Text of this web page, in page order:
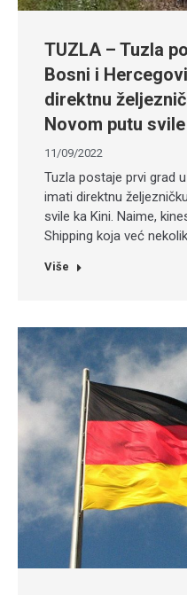
TUZLA – Tuzla
Bosni i
direktnu
Novom putu
11/09/2022
Tuzla postaje prvi grad
imati direktnu
svile ka Kini. Naime,
Shipping koja već
Više